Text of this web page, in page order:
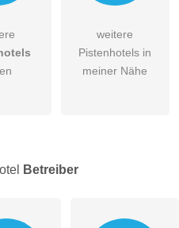
AGB
ich zur Kenntnis genommen.
weitere
Pistenhotels in
meiner Nähe
Betreiber